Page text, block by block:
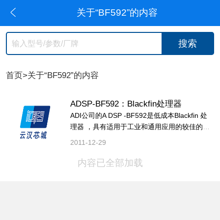
关于“BF592”的内容
搜索
首页>关于“BF592”的内容
ADSP-BF592：Blackfin处理器
ADI公司的A DSP -BF592是低成本Blackfin 处
理器 ，具有适用于工业和通用应用的较佳的外
位视频ALU...
2011-12-29
内容已全部加载